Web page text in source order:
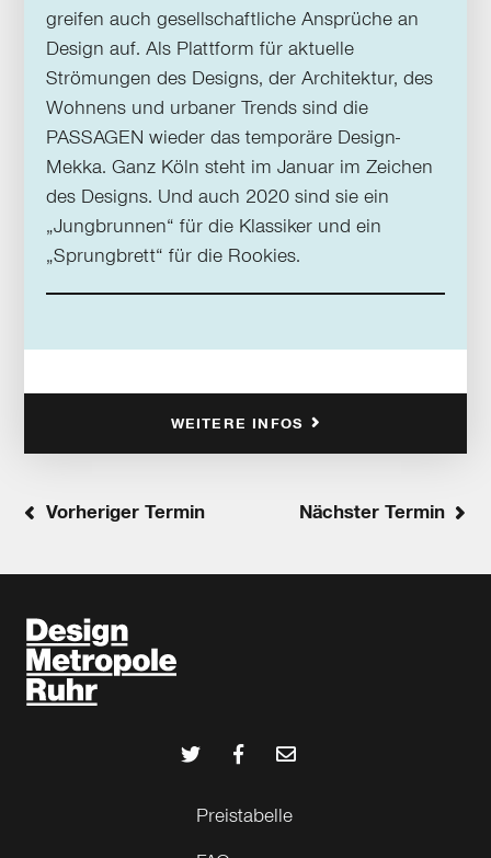
greifen auch gesellschaftliche Ansprüche an
Design auf. Als Plattform für aktuelle
Strömungen des Designs, der Architektur, des
Wohnens und urbaner Trends sind die
PASSAGEN wieder das temporäre Design-
Mekka. Ganz Köln steht im Januar im Zeichen
des Designs. Und auch 2020 sind sie ein
„Jungbrunnen“ für die Klassiker und ein
„Sprungbrett“ für die Rookies.
WEITERE INFOS
Vorheriger Termin Nächster Termin
Preistabelle